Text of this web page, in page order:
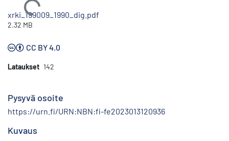
Ladataan...
xrki_199009_1990_dig.pdf
2.32 MB
CC BY 4.0
Lataukset 142
Pysyvä osoite
https://urn.fi/URN:NBN:fi-fe2023013120936
Kuvaus